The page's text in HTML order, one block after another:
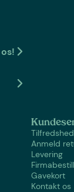
Anmeld
Levering
Gavekort
Kontakt os